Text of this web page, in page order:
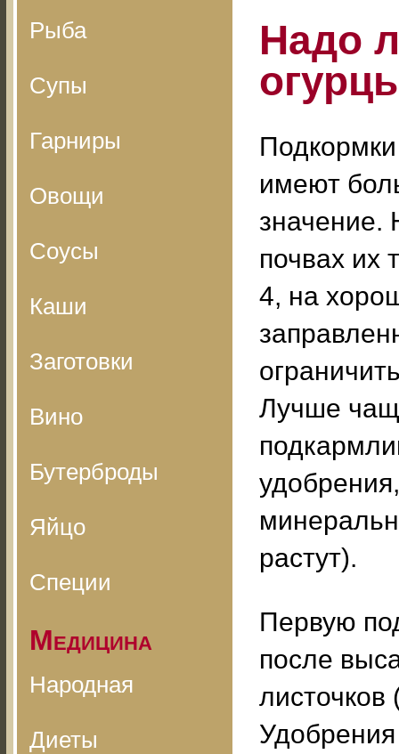
Рыба
Супы
Гарниры
Овощи
Соусы
Каши
Заготовки
Вино
Бутерброды
Яйцо
Специи
Медицина
Народная
Диеты
Надо
имеют
значение.
почвах их
4, на
Лучше
растут).
Первую
после
листочков